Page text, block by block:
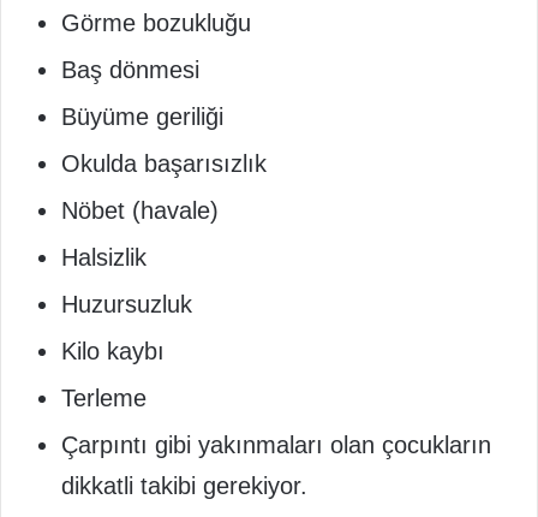
Görme bozukluğu
Baş dönmesi
Büyüme geriliği
Okulda başarısızlık
Nöbet (havale)
Halsizlik
Huzursuzluk
Kilo kaybı
Terleme
Çarpıntı gibi yakınmaları olan çocukların
dikkatli takibi gerekiyor.